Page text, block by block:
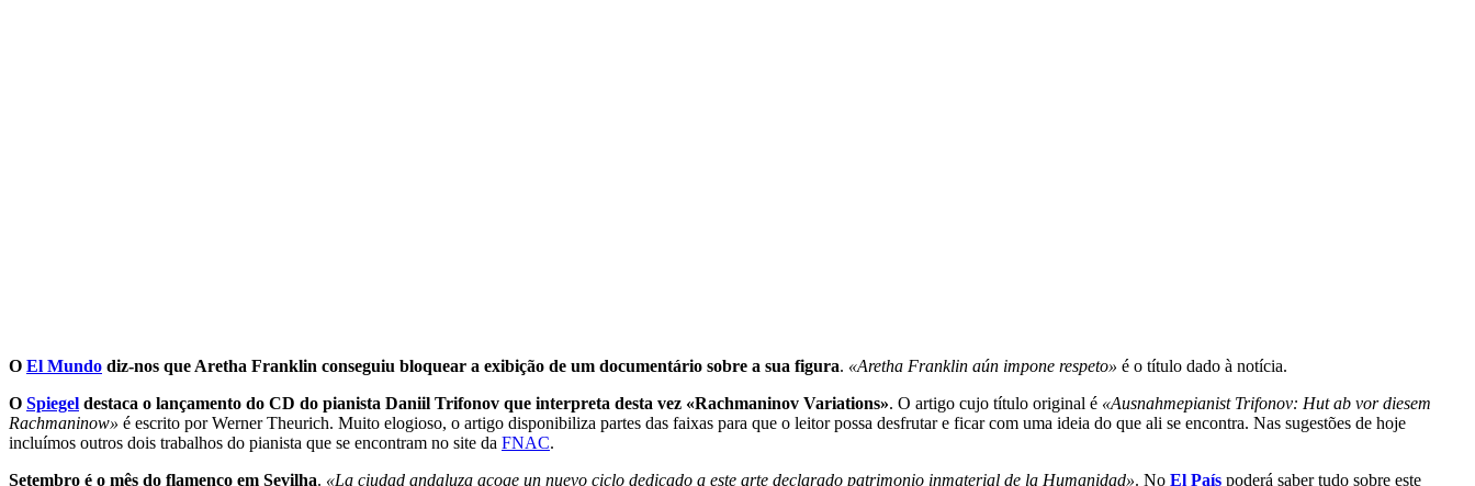
O El Mundo diz-nos que Aretha Franklin conseguiu bloquear a exibição de um documentário sobre a sua figura. «Aretha Franklin aún impone respeto» é o título dado à notícia.
O Spiegel destaca o lançamento do CD do pianista Daniil Trifonov que interpreta desta vez «Rachmaninov Variations». O artigo cujo título original é «Ausnahmepianist Trifonov: Hut ab vor diesem
Rachmaninow» é escrito por Werner Theurich. Muito elogioso, o artigo disponibiliza partes das faixas para que o leitor possa desfrutar e ficar com uma ideia do que ali se encontra. Nas sugestões de hoje
incluímos outros dois trabalhos do pianista que se encontram no site da FNAC.
Setembro é o mês do flamenco em Sevilha. «La ciudad andaluza acoge un nuevo ciclo dedicado a este arte declarado patrimonio inmaterial de la Humanidad». No El País poderá saber tudo sobre este